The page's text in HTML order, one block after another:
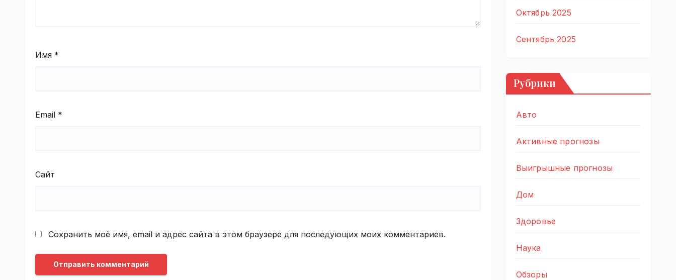
Имя *
Email *
Сайт
Сохранить моё имя, email и адрес сайта в этом браузере для последующих моих комментариев.
Октябрь 2025
Сентябрь 2025
Рубрики
Авто
Активные прогнозы
Выигрышные прогнозы
Дом
Здоровье
Наука
Обзоры